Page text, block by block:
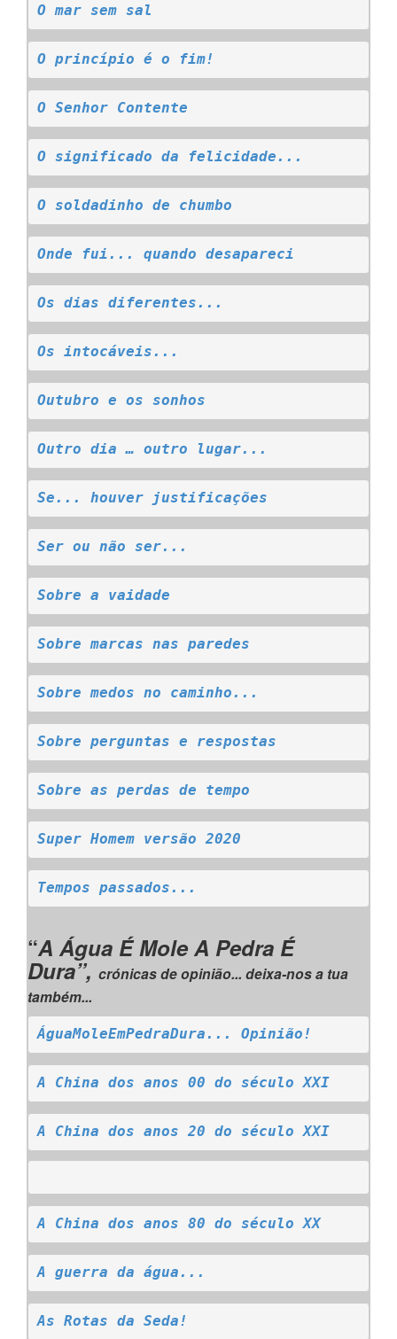
O mar sem sal
O princípio é o fim!
O Senhor Contente
O significado da felicidade...
O soldadinho de chumbo
Onde fui... quando desapareci
Os dias diferentes...
Os intocáveis...
Outubro e os sonhos
Outro dia … outro lugar...
Se... houver justificações
Ser ou não ser...
Sobre a vaidade
Sobre marcas nas paredes
Sobre medos no caminho...
Sobre perguntas e respostas
Sobre as perdas de tempo
Super Homem versão 2020
Tempos passados...
“A Água É Mole A Pedra É
Dura”, crónicas de opinião... deixa-nos a tua
também...
ÁguaMoleEmPedraDura... Opinião!
A China dos anos 00 do século XXI
A China dos anos 20 do século XXI
A China dos anos 80 do século XX
A guerra da água...
As Rotas da Seda!